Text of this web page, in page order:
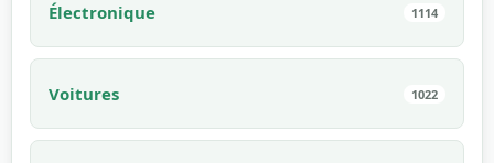
Électronique 1114
Voitures 1022